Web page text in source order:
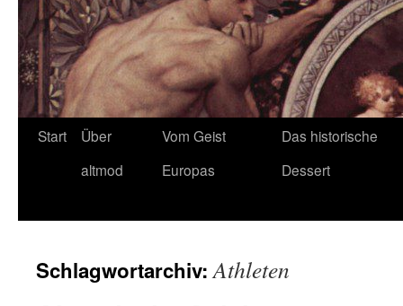
Start
Über
altmod
Vom Geist
Europas
Das historische
Dessert
Schlagwortarchiv:Athleten